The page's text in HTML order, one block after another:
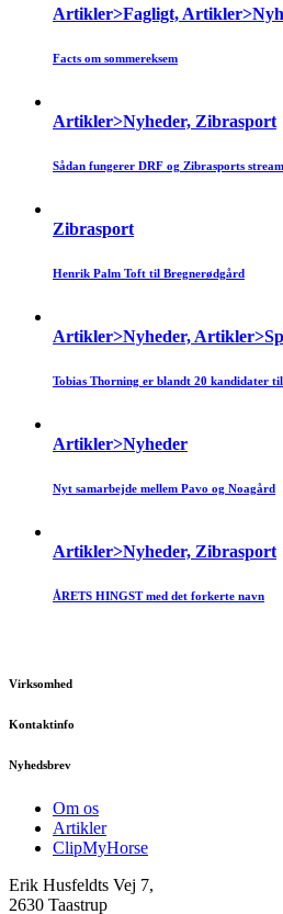
Artikler>Fagligt,
Facts om sommereksem
Artikler>Nyheder, Zibrasport
Sådan fungerer DRF og Zibrasports
Zibrasport
Henrik Palm Toft til Bregnerødgård
Artikler>Nyheder,
Tobias Thorning er blandt 20 kandidater
Artikler>Nyheder
Nyt samarbejde mellem Pavo og Noagård
Artikler>Nyheder, Zibrasport
ÅRETS HINGST med det forkerte navn
Virksomhed
Kontaktinfo
Nyhedsbrev
Om os
Artikler
ClipMyHorse
Erik Husfeldts Vej 7,
2630 Taastrup